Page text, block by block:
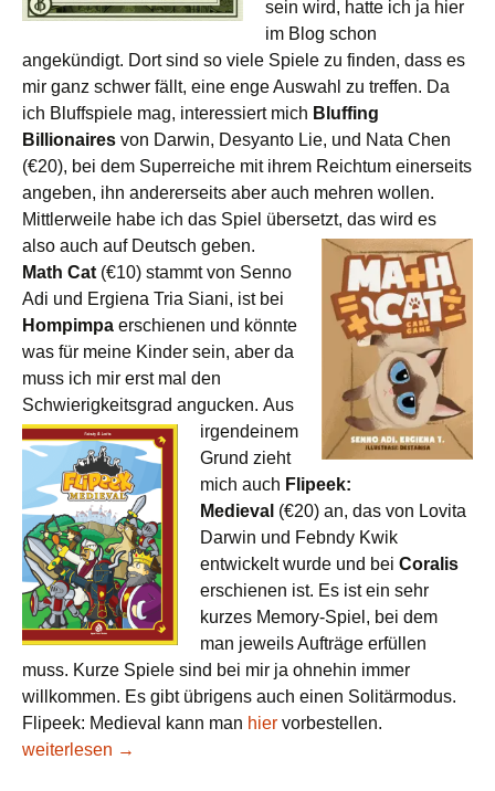
sein wird, hatte ich ja hier
im Blog schon
angekündigt. Dort sind so viele Spiele zu finden, dass es
mir ganz schwer fällt, eine enge Auswahl zu treffen. Da
ich Bluffspiele mag, interessiert mich Bluffing
Billionaires von Darwin, Desyanto Lie, und Nata Chen
(€20), bei dem Superreiche mit ihrem Reichtum einerseits
angeben, ihn andererseits aber auch mehren wollen.
Mittlerweile habe ich das Spiel übersetzt, das wird es
also auch auf Deutsch geben.
Math Cat (€10) stammt von Senno
Adi und Ergiena Tria Siani, ist bei
Hompimpa erschienen und könnte
was für meine Kinder sein, aber da
muss ich mir erst mal den
Schwierigkeitsgrad angucken. Aus
irgendeinem
Grund zieht
mich auch Flipeek:
Medieval (€20) an, das von Lovita
Darwin und Febndy Kwik
entwickelt wurde und bei Coralis
erschienen ist. Es ist ein sehr
kurzes Memory-Spiel, bei dem
man jeweils Aufträge erfüllen
muss. Kurze Spiele sind bei mir ja ohnehin immer
willkommen. Es gibt übrigens auch einen Solitärmodus.
Flipeek: Medieval kann man hier vorbestellen.
Drei Tage im Oktober – die Messevorschau 2018 (Teil 3)
weiterlesen →